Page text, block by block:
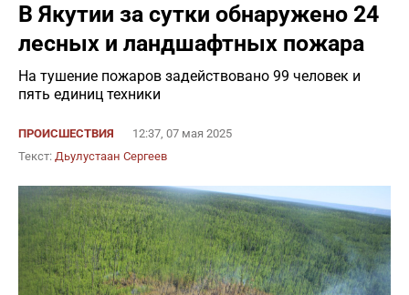
В Якутии за сутки обнаружено 24
лесных и ландшафтных пожара
На тушение пожаров задействовано 99 человек и
пять единиц техники
ПРОИСШЕСТВИЯ
12:37, 07 мая 2025
Текст: Дьулустаан Сергеев